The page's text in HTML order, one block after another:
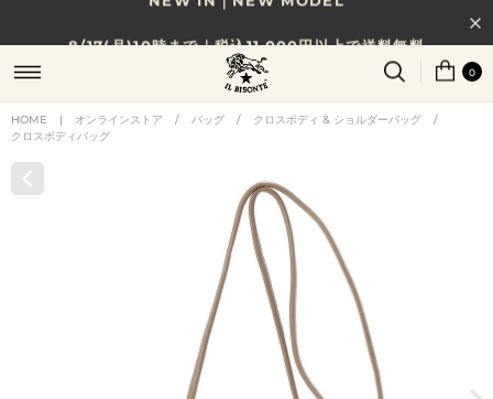
贈る相手やシーンから選べる、新しいギフトガイド
NEW IN｜COLOR LEATHER
0
HOME | オンラインストア / バッグ / クロスボディ & ショルダーバッグ
/
クロスボディバッグ